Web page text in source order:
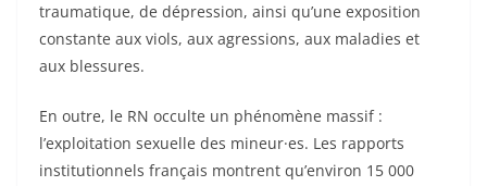
traumatique, de dépression, ainsi qu’une exposition
constante aux viols, aux agressions, aux maladies et
aux blessures.
En outre, le RN occulte un phénomène massif :
l’exploitation sexuelle des mineur·es. Les rapports
institutionnels français montrent qu’environ 15 000